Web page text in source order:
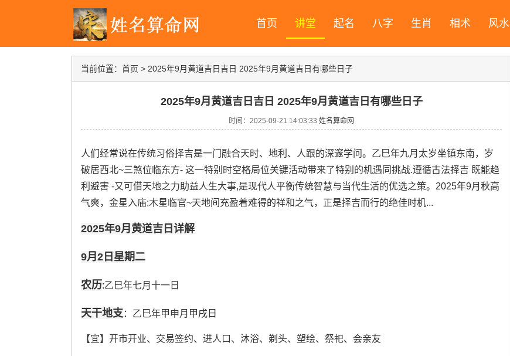
首页 讲堂 起名 八字 生肖 相术 风水
当前位置： 首页 > 2025年9月黄道吉日吉日 2025年9月黄道吉日有哪些日子
2025年9月黄道吉日吉日 2025年9月黄道吉日有哪些日子
时间：2025-09-21 14:03:33 姓名算命网
人们经常说在传统习俗择吉是一门融合天时、地利、人跟的深邃学问。乙巳年九月太岁坐镇东南，岁
破居西北~三煞位临东方- 这一特别时空格局位关键活动带来了特别的机遇同挑战.遵循古法择吉 既能趋
利避害 -又可借天地之力助益人生大事,是现代人平衡传统智慧与当代生活的优选之策。2025年9月秋高
气爽，金星入庙;木星临官~天地间充盈着难得的祥和之气，正是择吉而行的绝佳时机...
2025年9月黄道吉日详解
9月2日星期二
农历:乙巳年七月十一日
天干地支：乙巳年甲申月甲戌日
【宜】开市开业、交易签约、进人口、沐浴、剃头、塑绘、祭祀、会亲友